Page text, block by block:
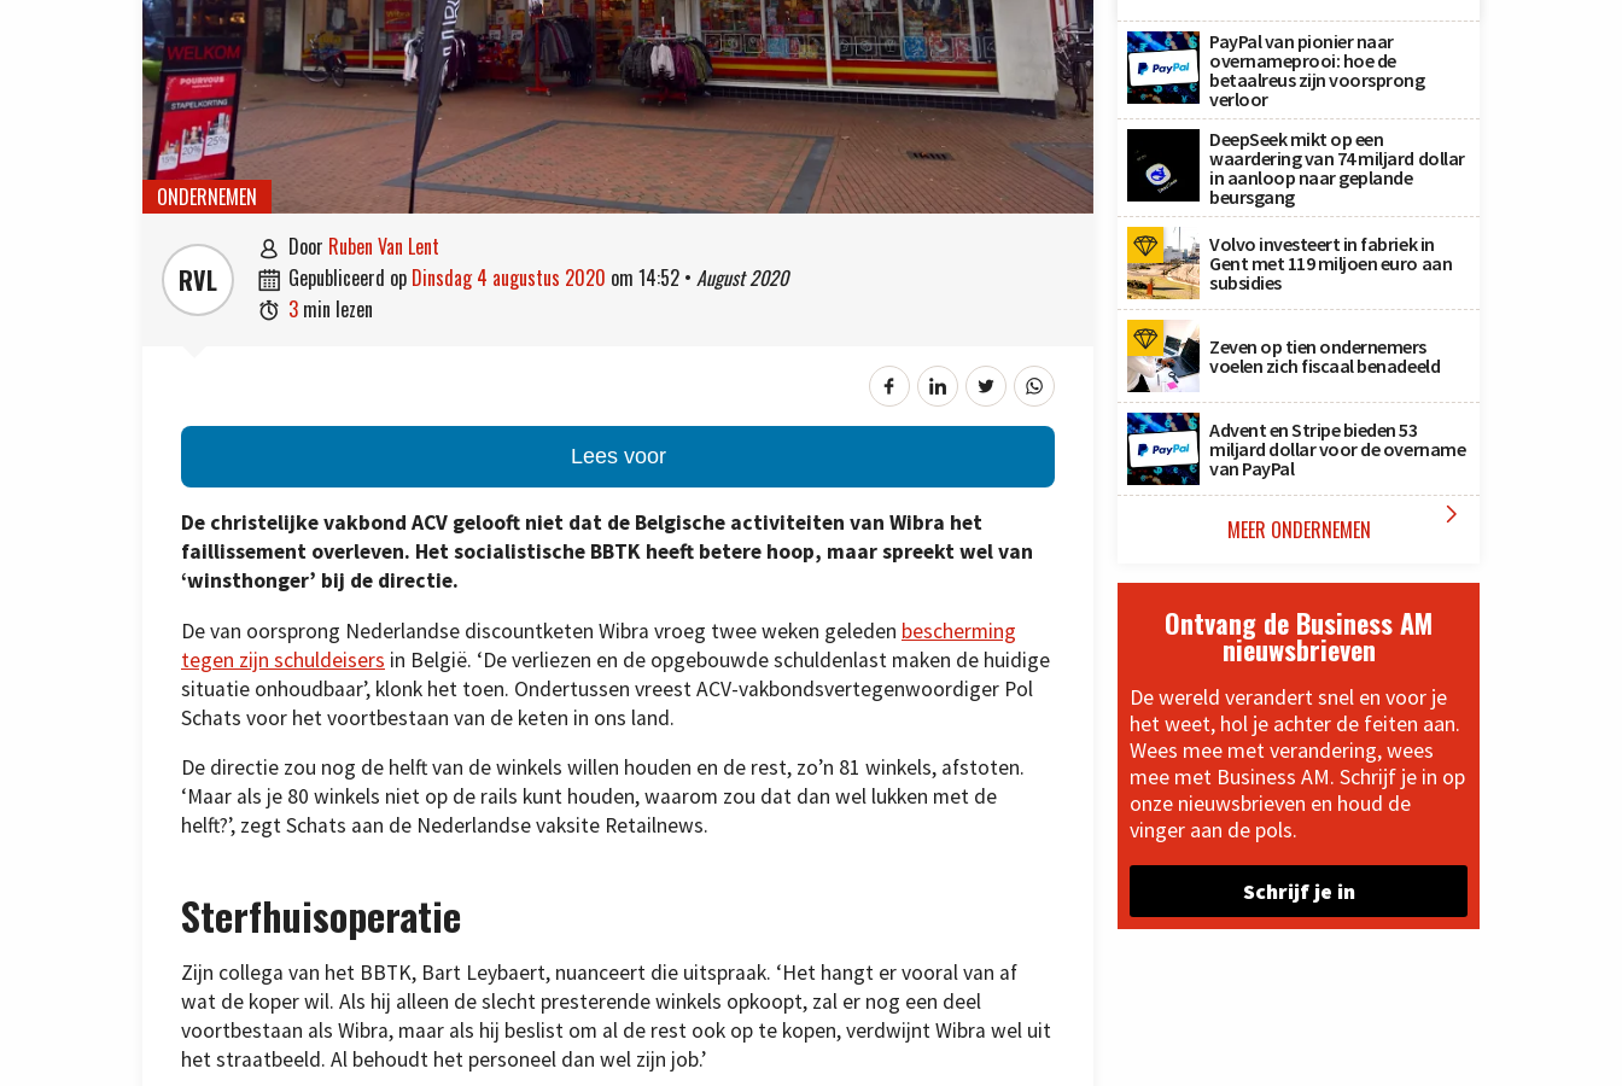
ONDERNEMEN
RVL
 door Ruben Van Lent
 gepubliceerd op dinsdag 4 augustus 2020 om 14:52 • August 2020
 3 min lezen
Lees voor
De christelijke vakbond ACV gelooft niet dat de Belgische activiteiten van Wibra het
faillissement overleven. Het socialistische BBTK heeft betere hoop, maar spreekt wel van
‘winsthonger’ bij de directie.
De van oorsprong Nederlandse discountketen Wibra vroeg twee weken geleden bescherming
tegen zijn schuldeisers in België. ‘De verliezen en de opgebouwde schuldenlast maken de huidige
situatie onhoudbaar’, klonk het toen. Ondertussen vreest ACV-vakbondsvertegenwoordiger Pol
Schats voor het voortbestaan van de keten in ons land.
De directie zou nog de helft van de winkels willen houden en de rest, zo’n 81 winkels, afstoten.
‘Maar als je 80 winkels niet op de rails kunt houden, waarom zou dat dan wel lukken met de
helft?’, zegt Schats aan de Nederlandse vaksite Retailnews.
Sterfhuisoperatie
Zijn collega van het BBTK, Bart Leybaert, nuanceert die uitspraak. ‘Het hangt er vooral van af
wat de koper wil. Als hij alleen de slecht presterende winkels opkoopt, zal er nog een deel
voortbestaan als Wibra, maar als hij beslist om al de rest ook op te kopen, verdwijnt Wibra wel uit
het straatbeeld. Al behoudt het personeel dan wel zijn job.’
PayPal van pionier naar
overnameprooi: hoe de
betaalreus zijn voorsprong
verloor
DeepSeek mikt op een
waardering van 74 miljard dollar
in aanloop naar geplande
beursgang
Volvo investeert in fabriek in
Gent met 119 miljoen euro aan
subsidies
Zeven op tien ondernemers
voelen zich fiscaal benadeeld
Advent en Stripe bieden 53
miljard dollar voor de overname
van PayPal
MEER ONDERNEMEN 
Ontvang de Business AM
nieuwsbrieven
De wereld verandert snel en voor je
het weet, hol je achter de feiten aan.
Wees mee met verandering, wees
mee met Business AM. Schrijf je in op
onze nieuwsbrieven en houd de
vinger aan de pols.
Schrijf je in